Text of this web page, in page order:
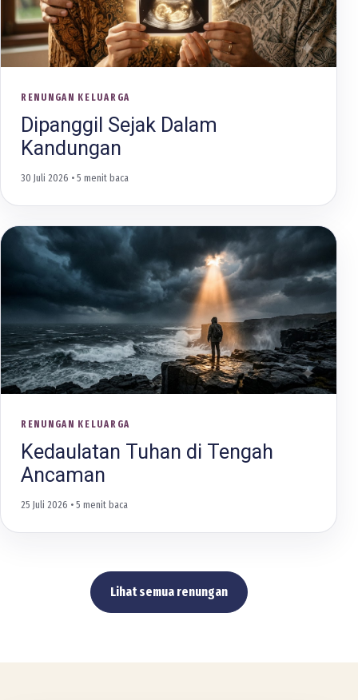
RENUNGAN KELUARGA
Dipanggil Sejak Dalam
Kandungan
30 Juli 2026 • 5 menit baca
RENUNGAN KELUARGA
Kedaulatan Tuhan di Tengah
Ancaman
25 Juli 2026 • 5 menit baca
Lihat semua renungan